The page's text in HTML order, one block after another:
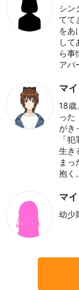
シン
てて
をあ
して
ら事
アパ
マイ
18歳
った
がき
「
生き
まっ
抱く。
マイ
幼少